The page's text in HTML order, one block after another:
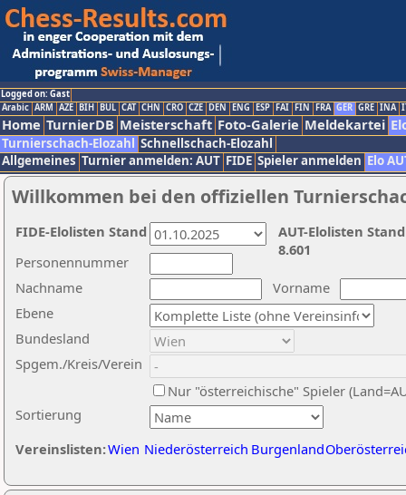
Logged on: Gast
Arabic ARM AZE BIH BUL CAT CHN CRO CZE DEN ENG ESP FAI FIN FRA GER GRE INA
Home TurnierDB Meisterschaft Foto-Galerie Meldekartei
Turnierschach-Elozahl Schnellschach-Elozahl
Allgemeines Turnier anmelden: AUT FIDE Spieler anmelden Elo
Willkommen bei den offiziellen
Nachname
Vorname
Ebene
Sortierung
Personennummer
Bundesland
Spgem./Kreis/Verein
Nur "österreichische" Spieler
Vereinslisten:Wien Niederösterreich Burgenland
AUT-Elolisten
8.601
FIDE-Elolisten Stand